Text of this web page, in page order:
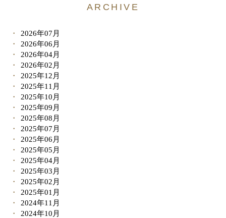
ARCHIVE
2026年07月
2026年06月
2026年04月
2026年02月
2025年12月
2025年11月
2025年10月
2025年09月
2025年08月
2025年07月
2025年06月
2025年05月
2025年04月
2025年03月
2025年02月
2025年01月
2024年11月
2024年10月